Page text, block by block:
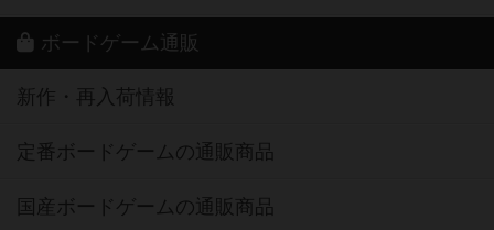
ボードゲーム通販
新作・再入荷情報
定番ボードゲームの通販商品
国産ボードゲームの通販商品